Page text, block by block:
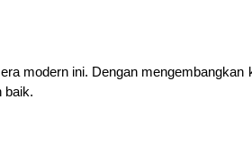
modern ini. Dengan
baik.